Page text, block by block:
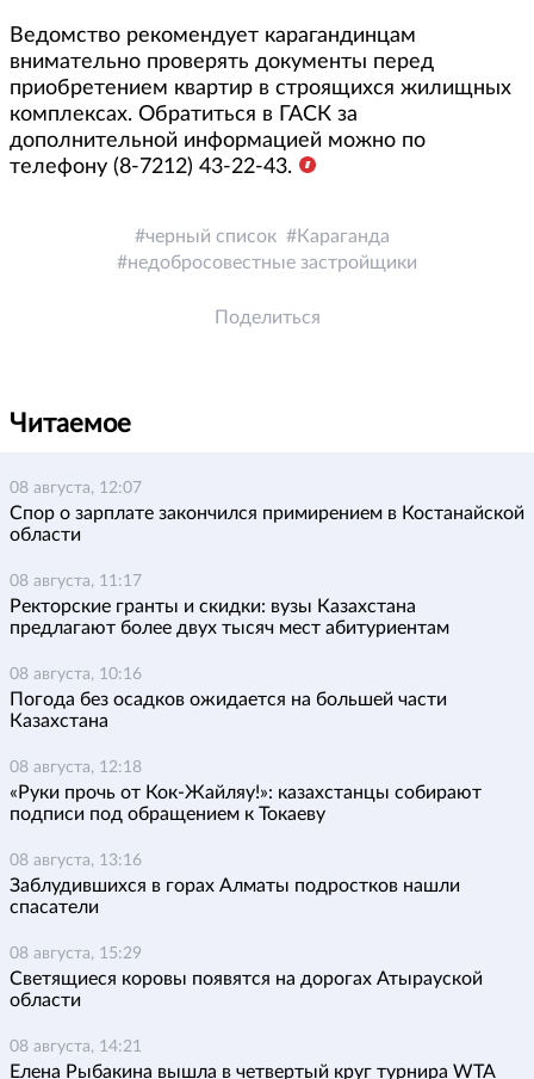
Ведомство рекомендует карагандинцам
внимательно проверять документы перед
приобретением квартир в строящихся жилищных
комплексах. Обратиться в ГАСК за
дополнительной информацией можно по
телефону (8-7212) 43-22-43.
черный список
Караганда
недобросовестные застройщики
Поделиться
Читаемое
08 августа, 12:07
Спор о зарплате закончился примирением в Костанайской
области
08 августа, 11:17
Ректорские гранты и скидки: вузы Казахстана
предлагают более двух тысяч мест абитуриентам
08 августа, 10:16
Погода без осадков ожидается на большей части
Казахстана
08 августа, 12:18
«Руки прочь от Кок-Жайляу!»: казахстанцы собирают
подписи под обращением к Токаеву
08 августа, 13:16
Заблудившихся в горах Алматы подростков нашли
спасатели
08 августа, 15:29
Светящиеся коровы появятся на дорогах Атырауской
области
08 августа, 14:21
Елена Рыбакина вышла в четвертый круг турнира WTA